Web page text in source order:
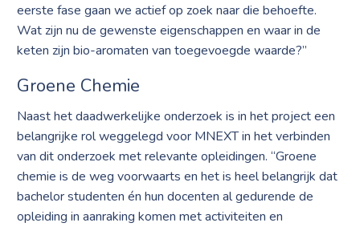
eerste fase gaan we actief op zoek naar die behoefte.
Wat zijn nu de gewenste eigenschappen en waar in de
keten zijn bio-aromaten van toegevoegde waarde?”
Groene Chemie
Naast het daadwerkelijke onderzoek is in het project een
belangrijke rol weggelegd voor MNEXT in het verbinden
van dit onderzoek met relevante opleidingen. “Groene
chemie is de weg voorwaarts en het is heel belangrijk dat
bachelor studenten én hun docenten al gedurende de
opleiding in aanraking komen met activiteiten en